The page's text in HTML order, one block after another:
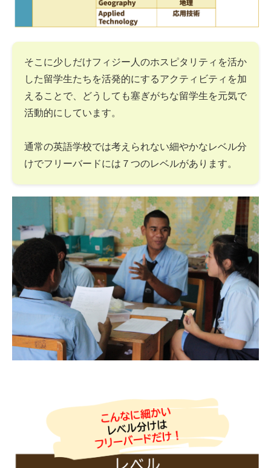
そこに少しだけフィジー人のホスピタリティを活か
した留学生たちを活発的にするアクティビティを加
えることで、どうしても塞ぎがちな留学生を元気で
活動的にしています。
通常の英語学校では考えられない細やかなレベル分
けでフリーバードには７つのレベルがあります。